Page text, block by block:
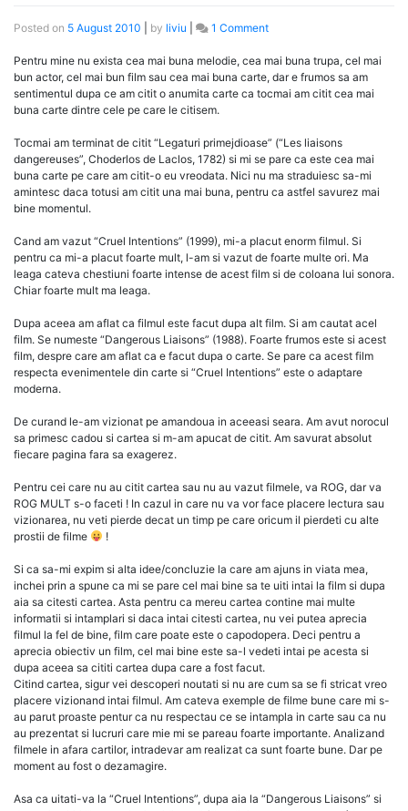
Posted on 5 August 2010 by liviu 1 Commenton
primejdioase
Pentru mine nu exista cea mai buna melodie, cea mai buna trupa, cel mai
bun actor, cel mai bun film sau cea mai buna carte, dar e frumos sa am
sentimentul dupa ce am citit o anumita carte ca tocmai am citit cea mai
buna carte dintre cele pe care le citisem.
Tocmai am terminat de citit “Legaturi primejdioase” (“Les liaisons
dangereuses”, Choderlos de Laclos, 1782) si mi se pare ca este cea mai
buna carte pe care am citit-o eu vreodata. Nici nu ma straduiesc sa-mi
amintesc daca totusi am citit una mai buna, pentru ca astfel savurez mai
bine momentul.
Cand am vazut “Cruel Intentions” (1999), mi-a placut enorm filmul. Si
pentru ca mi-a placut foarte mult, l-am si vazut de foarte multe ori. Ma
leaga cateva chestiuni foarte intense de acest film si de coloana lui sonora.
Chiar foarte mult ma leaga.
Dupa aceea am aflat ca filmul este facut dupa alt film. Si am cautat acel
film. Se numeste “Dangerous Liaisons” (1988). Foarte frumos este si acest
film, despre care am aflat ca e facut dupa o carte. Se pare ca acest film
respecta evenimentele din carte si “Cruel Intentions” este o adaptare
moderna.
De curand le-am vizionat pe amandoua in aceeasi seara. Am avut norocul
sa primesc cadou si cartea si m-am apucat de citit. Am savurat absolut
fiecare pagina fara sa exagerez.
Pentru cei care nu au citit cartea sau nu au vazut filmele, va ROG, dar va
ROG MULT s-o faceti ! In cazul in care nu va vor face placere lectura sau
vizionarea, nu veti pierde decat un timp pe care oricum il pierdeti cu alte
prostii de filme
!
Si ca sa-mi expim si alta idee/concluzie la care am ajuns in viata mea,
inchei prin a spune ca mi se pare cel mai bine sa te uiti intai la film si dupa
aia sa citesti cartea. Asta pentru ca mereu cartea contine mai multe
informatii si intamplari si daca intai citesti cartea, nu vei putea aprecia
filmul la fel de bine, film care poate este o capodopera. Deci pentru a
aprecia obiectiv un film, cel mai bine este sa-l vedeti intai pe acesta si
dupa aceea sa cititi cartea dupa care a fost facut.
Citind cartea, sigur vei descoperi noutati si nu are cum sa se fi stricat vreo
placere vizionand intai filmul. Am cateva exemple de filme bune care mi s-
au parut proaste pentur ca nu respectau ce se intampla in carte sau ca nu
au prezentat si lucruri care mie mi se pareau foarte importante. Analizand
filmele in afara cartilor, intradevar am realizat ca sunt foarte bune. Dar pe
moment au fost o dezamagire.
Asa ca uitati-va la “Cruel Intentions”, dupa aia la “Dangerous Liaisons” si